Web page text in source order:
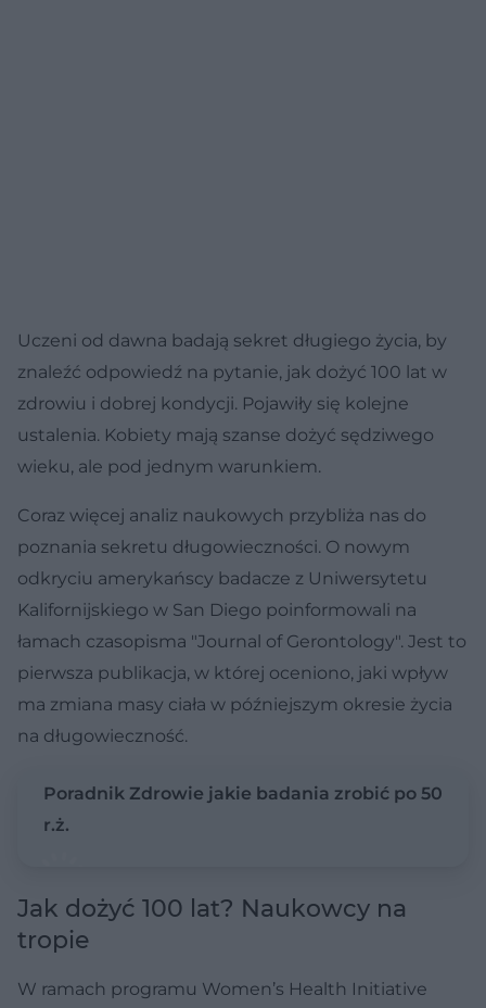
Uczeni od dawna badają sekret długiego życia, by
znaleźć odpowiedź na pytanie, jak dożyć 100 lat w
zdrowiu i dobrej kondycji. Pojawiły się kolejne
ustalenia. Kobiety mają szanse dożyć sędziwego
wieku, ale pod jednym warunkiem.
Coraz więcej analiz naukowych przybliża nas do
poznania sekretu długowieczności. O nowym
odkryciu amerykańscy badacze z Uniwersytetu
Kalifornijskiego w San Diego poinformowali na
łamach czasopisma "Journal of Gerontology". Jest to
pierwsza publikacja, w której oceniono, jaki wpływ
ma zmiana masy ciała w późniejszym okresie życia
na długowieczność.
Poradnik Zdrowie jakie badania zrobić po 50
r.ż.
Jak dożyć 100 lat? Naukowcy na
tropie
W ramach programu Women’s Health Initiative